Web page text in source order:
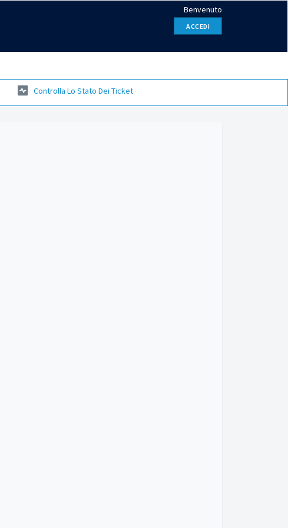
Benvenuto
ACCEDI
Controlla Lo Stato Dei Ticket